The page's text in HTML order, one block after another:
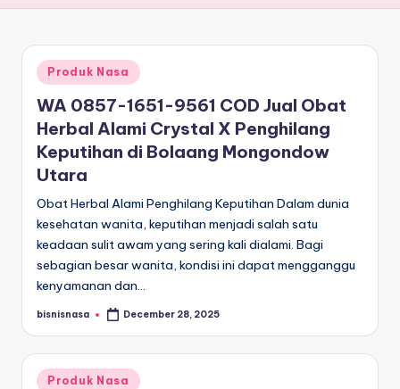
Posted
in
Produk Nasa
WA 0857-1651-9561 COD Jual Obat
Herbal Alami Crystal X Penghilang
Keputihan di Bolaang Mongondow
Utara
Obat Herbal Alami Penghilang Keputihan Dalam dunia
kesehatan wanita, keputihan menjadi salah satu
keadaan sulit awam yang sering kali dialami. Bagi
sebagian besar wanita, kondisi ini dapat mengganggu
kenyamanan dan…
Posted
bisnisnasa December 28, 2025
Posted
Produk Nasa